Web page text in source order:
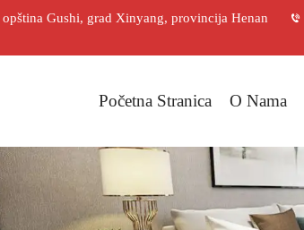
Gushi, grad Xinyang, provincija Henan
Početna Stranica O Nama